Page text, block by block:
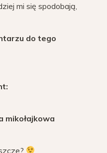
mi się spodobają,
do tego
mikołajkowa